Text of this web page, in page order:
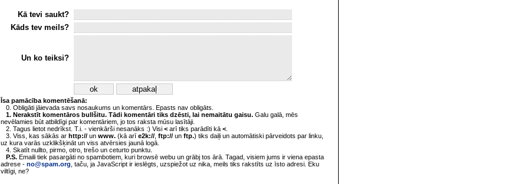
Kā tevi saukt?
Kāds tev meils?
Un ko teiksi?
Īsa pamācība komentēšanā:
0. Obligāti jāievada savs nosaukums un komentārs. Epasts nav obligāts.
1. Nerakstīt komentāros bullšitu. Tādi komentāri tiks dzēsti, lai nemaitātu gaisu. Galu galā, mēs
nevēlamies būt atbildīgi par komentāriem, jo tos raksta mūsu lasītāji.
2. Tagus lietot nedrīkst. T.i. - vienkārši nesanāks :) Visi < arī tiks parādīti kā <
3. Viss, kas sākās ar http:// un www. (kā arī e2k:// ftp:// un ftp.) tiks daiļi un automātiski pārveidots par linku,
uz kura varās uzklikšķināt un viss atvērsies jaunā logā.
4. Skatīt nullto, pirmo, otro, trešo un ceturto punktu.
P.S. Emaili tiek pasargāti no spambotiem, kuri browsē webu un grābj tos ārā. Tagad, visiem jums ir viena epasta
adrese - no@spam.org , taču, ja JavaScript ir ieslēgts, uzspiežot uz nika, meils tiks rakstīts uz īsto adresi. Eku
viltīgi, ne?